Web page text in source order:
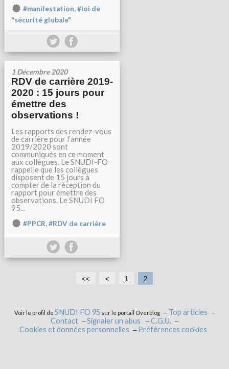
#manifestation,#loi de
"sécurité globale"
1 Décembre 2020
RDV de carrière 2019-
2020 : 15 jours pour
émettre des
observations !
Les rapports des rendez-vous
de carrière pour l’année
2019/2020 sont
communiqués en ce moment
aux collègues. Le SNUDI-FO
rappelle que les collègues
disposent de 15 jours à
compter de la réception du
rapport pour émettre des
observations. Le SNUDI FO
95...
#PPCR,#RDV de carrière
<< < 1 2
Voir le profil de SNUDI FO 95 sur le portail Overblog
Top articles
Contact
Signaler un abus
C.G.U.
Cookies et données personnelles
Préférences cookies